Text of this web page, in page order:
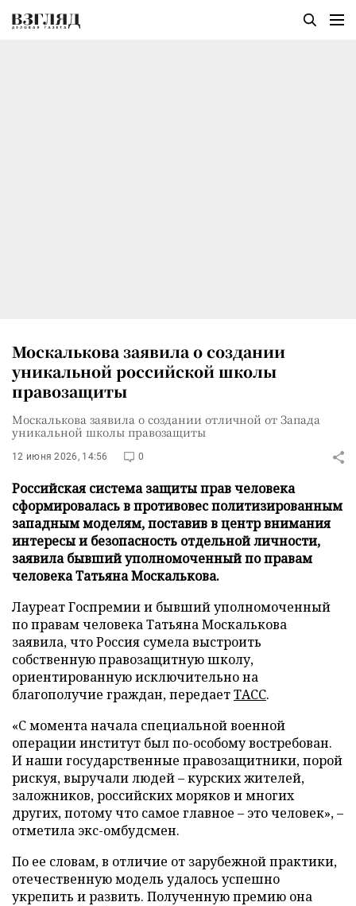
Москалькова заявила о создании
уникальной российской школы
правозащиты
Москалькова заявила о создании отличной от Запада
уникальной школы правозащиты
12 июня 2026, 14:56 0
Российская система защиты прав человека
сформировалась в противовес политизированным
западным моделям, поставив в центр внимания
интересы и безопасность отдельной личности,
заявила бывший уполномоченный по правам
человека Татьяна Москалькова.
Лауреат Госпремии и бывший уполномоченный
по правам человека Татьяна Москалькова
заявила, что Россия сумела выстроить
собственную правозащитную школу,
ориентированную исключительно на
благополучие граждан, передаетТАСС.
«С момента начала специальной военной
операции институт был по-особому востребован.
И наши государственные правозащитники, порой
рискуя, выручали людей – курских жителей,
заложников, российских моряков и многих
других, потому что самое главное – это человек», –
отметила экс-омбудсмен.
По ее словам, в отличие от зарубежной практики,
отечественную модель удалось успешно
укрепить и развить. Полученную премию она